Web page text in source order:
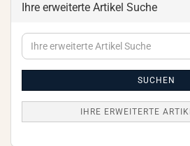
Ihre erweiterte Artikel Suche
Ihre
erweiterte
SUCHEN
IHRE ERWEITERTE